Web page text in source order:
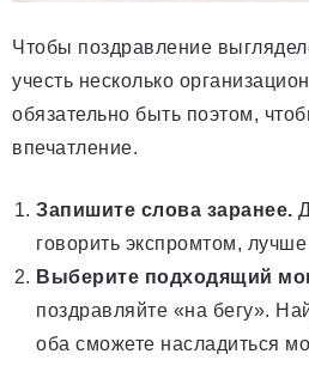
Чтобы поздравление
учесть несколько
обязательно быть поэтом,
впечатление.
Запишите слова заранее.
говорить экспромтом,
Выберите подходящий
поздравляйте «на бегу».
оба сможете насладиться